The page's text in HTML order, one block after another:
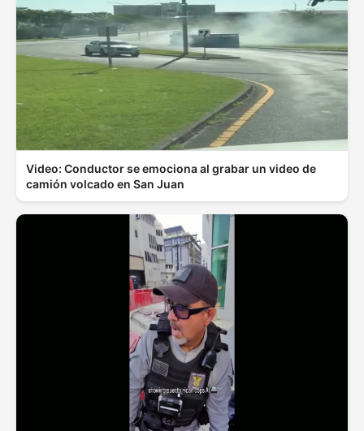
Video: Conductor se emociona al grabar un video de
camión volcado en San Juan